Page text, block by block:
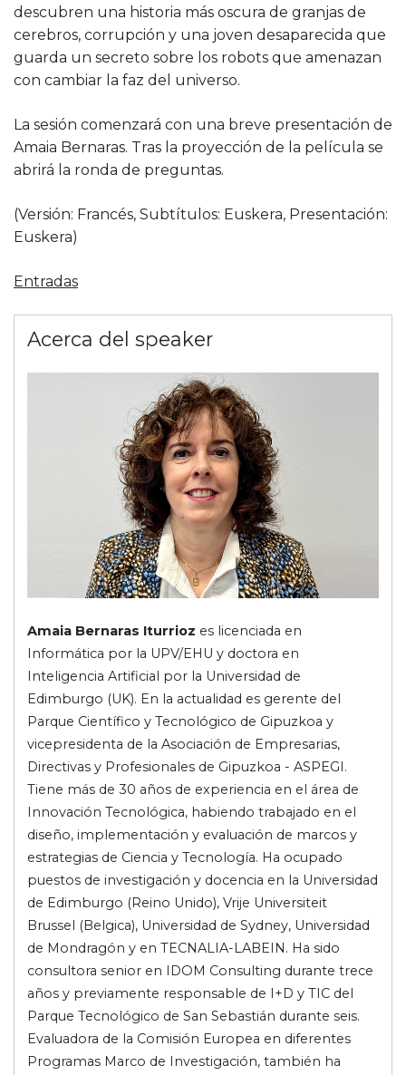
descubren una historia más oscura de granjas de
cerebros, corrupción y una joven desaparecida que
guarda un secreto sobre los robots que amenazan
con cambiar la faz del universo.
La sesión comenzará con una breve presentación de
Amaia Bernaras. Tras la proyección de la película se
abrirá la ronda de preguntas.
(Versión: Francés, Subtítulos: Euskera, Presentación:
Euskera)
Entradas
Acerca del speaker
Amaia Bernaras Iturrioz es licenciada en
Informática por la UPV/EHU y doctora en
Inteligencia Artificial por la Universidad de
Edimburgo (UK). En la actualidad es gerente del
Parque Científico y Tecnológico de Gipuzkoa y
vicepresidenta de la Asociación de Empresarias,
Directivas y Profesionales de Gipuzkoa - ASPEGI.
Tiene más de 30 años de experiencia en el área de
Innovación Tecnológica, habiendo trabajado en el
diseño, implementación y evaluación de marcos y
estrategias de Ciencia y Tecnología. Ha ocupado
puestos de investigación y docencia en la Universidad
de Edimburgo (Reino Unido), Vrije Universiteit
Brussel (Belgica), Universidad de Sydney, Universidad
de Mondragón y en TECNALIA-LABEIN. Ha sido
consultora senior en IDOM Consulting durante trece
años y previamente responsable de I+D y TIC del
Parque Tecnológico de San Sebastián durante seis.
Evaluadora de la Comisión Europea en diferentes
Programas Marco de Investigación, también ha